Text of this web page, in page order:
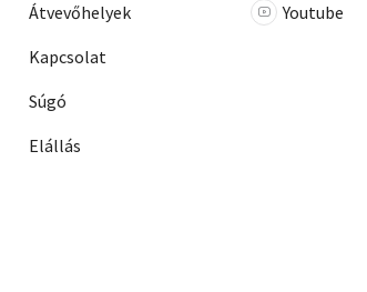
Átvevőhelyek
Kapcsolat
Súgó
Elállás
Youtube